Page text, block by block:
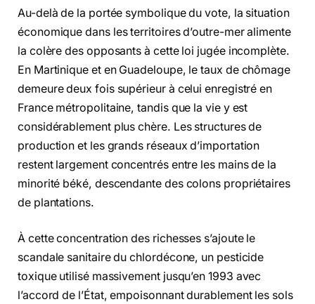
Au-delà de la portée symbolique du vote, la situation
économique dans les territoires d’outre-mer alimente
la colère des opposants à cette loi jugée incomplète.
En Martinique et en Guadeloupe, le taux de chômage
demeure deux fois supérieur à celui enregistré en
France métropolitaine, tandis que la vie y est
considérablement plus chère. Les structures de
production et les grands réseaux d’importation
restent largement concentrés entre les mains de la
minorité béké, descendante des colons propriétaires
de plantations.
À cette concentration des richesses s’ajoute le
scandale sanitaire du chlordécone, un pesticide
toxique utilisé massivement jusqu’en 1993 avec
l’accord de l’État, empoisonnant durablement les sols